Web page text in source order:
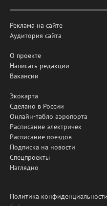
Реклама на сайте
Аудитория сайта
О проекте
Написать редакции
Вакансии
Экокарта
Сделано в России
Онлайн-табло аэропорта
Расписание электричек
Расписание поездов
Подписка на новости
Спецпроекты
Наглядно
Политика конфиденциальности